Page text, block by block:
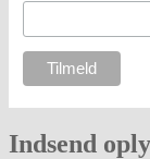
Indsend